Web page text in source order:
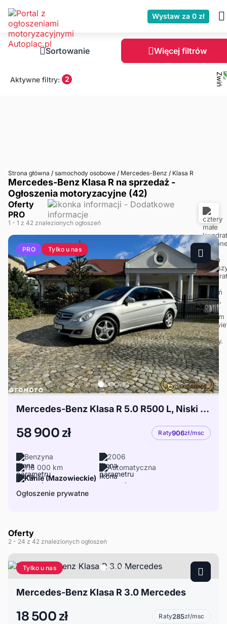
Wystaw za 0 zł
Sortowanie Więcej filtrów
Aktywne filtry: 2
Strona główna / samochody osobowe / Mercedes-Benz / Klasa R
Mercedes-Benz Klasa R na sprzedaż -
Ogłoszenia motoryzacyjne (42)
Oferty
PRO
1 - 1 z 42 znalezionych ogłoszeń
PRO Tylko u nas
Mercedes-Benz Klasa R 5.0 R500 L, Niski przebieg, Super stan
58 900 zł Raty906zł/msc
Benzyna
2006
116 000 km
Automatyczna
Kanie (Mazowieckie)
Ogłoszenie prywatne
Oferty
2 - 24 z 42 znalezionych ogłoszeń
Tylko u nas
Mercedes-Benz Klasa R 3.0 Mercedes
18 500 zł Raty285zł/msc